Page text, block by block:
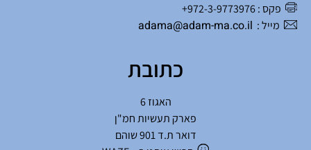
פקס : 972-3-9773976+
מייל : adama@adam-ma.co.il
כתובת
האגוז 6
פארק תעשיות חמ"ן
דואר ת.ד 901 שוהם